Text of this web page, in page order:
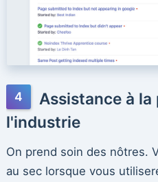
Assistance à la
l'industrie
On prend soin des nôtres.
au sec lorsque vous